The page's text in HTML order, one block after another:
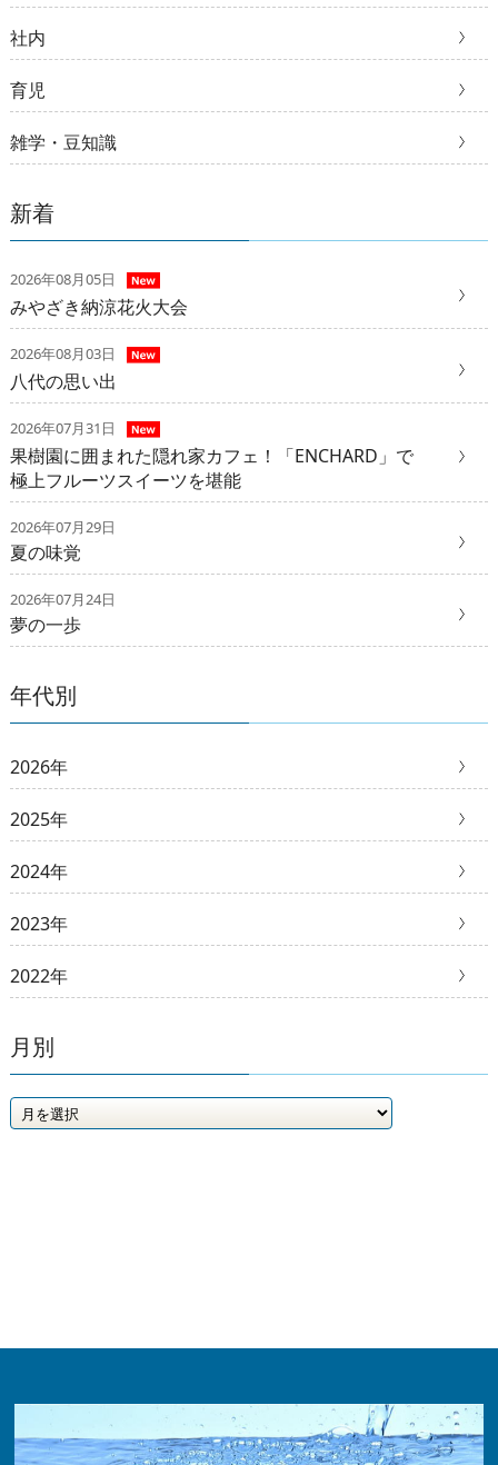
社内
育児
雑学・豆知識
新着
2026年08月05日
みやざき納涼花火大会
2026年08月03日
八代の思い出
2026年07月31日
果樹園に囲まれた隠れ家カフェ！「ENCHARD」で
極上フルーツスイーツを堪能
2026年07月29日
夏の味覚
2026年07月24日
夢の一歩
年代別
2026年
2025年
2024年
2023年
2022年
月別